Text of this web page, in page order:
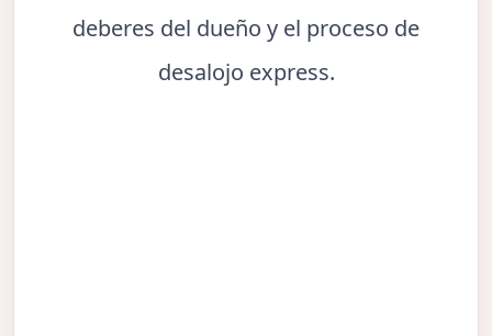
deberes del dueño y el proceso de
desalojo express.